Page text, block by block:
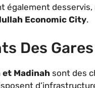
également desservis,
Economic City.
Des
Madinah sont des